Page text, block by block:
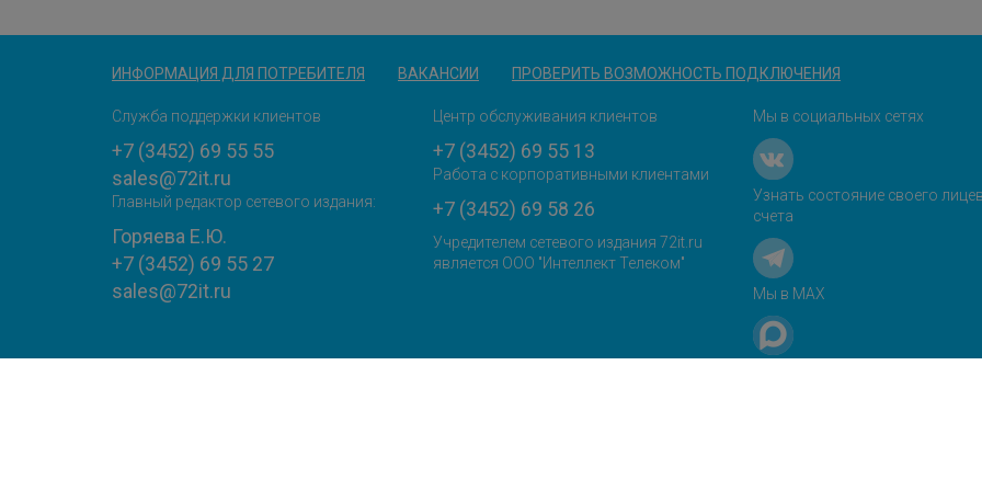
ИНФОРМАЦИЯ ДЛЯ ПОТРЕБИТЕЛЯ ВАКАНСИИ ПРОВЕРИТЬ ВОЗМОЖНОСТЬ ПОДКЛЮЧЕНИЯ
Служба поддержки клиентов
+7 (3452) 69 55 55
sales@72it.ru
Главный редактор сетевого издания:
Горяева Е.Ю.
+7 (3452) 69 55 27
sales@72it.ru
Центр обслуживания клиентов
+7 (3452) 69 55 13
Работа с корпоративными клиентами
+7 (3452) 69 58 26
Учредителем сетевого издания 72it.ru
является ООО "Интеллект Телеком"
Мы в социальных сетях
Узнать состояние своего
счета
Мы в MAX